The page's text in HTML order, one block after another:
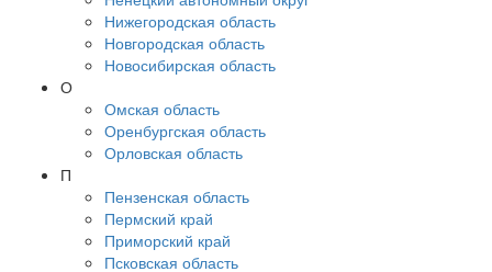
Нижегородская область
Новгородская область
Новосибирская область
О
Омская область
Оренбургская область
Орловская область
П
Пензенская область
Пермский край
Приморский край
Псковская область